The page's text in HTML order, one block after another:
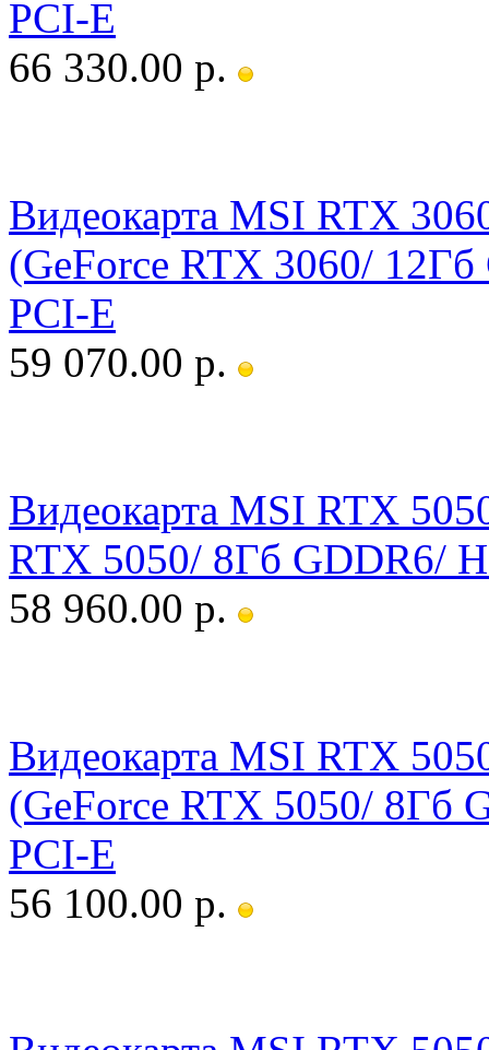
PCI-E
66 330.00 р.
Видеокарта MSI RTX
(GeForce RTX 3060/
PCI-E
59 070.00 р.
Видеокарта MSI RTX
RTX 5050/ 8Гб GDDR6/
58 960.00 р.
Видеокарта MSI RTX
(GeForce RTX 5050/ 8Гб
PCI-E
56 100.00 р.